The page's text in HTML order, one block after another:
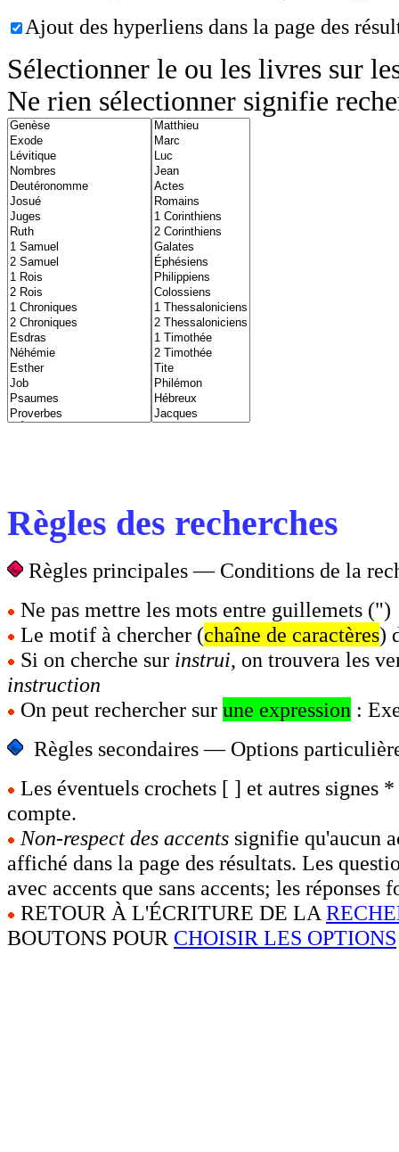
Ajout des hyperliens dans la page des
Sélectionner le ou les livres sur
Ne rien sélectionner signifie
Règles des recherches
Règles principales — Conditions de la
Ne pas mettre les mots entre guillemets (")
Le motif à chercher (chaîne de caractères)
Si on cherche sur instrui, on trouvera les
instruction
On peut rechercher sur une expression :
Règles secondaires — Options
Les éventuels crochets [ ] et autres signes
compte.
Non-respect des accents signifie qu'aucun
affiché dans la page des résultats. Les
avec accents que sans accents; les
RETOUR À L'ÉCRITURE DE LA
BOUTONS POUR CHOISIR LES OPTIONS